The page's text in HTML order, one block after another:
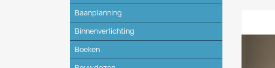
Baanplanning
Binnenverlichting
Boeken